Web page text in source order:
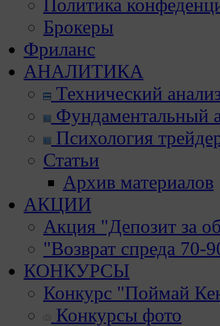
Политика
Брокеры
Фриланс
АНАЛИТИКА
Технический
Фундаментальный
Психология
Статьи
Архив материалов
АКЦИИ
Акция "Депозит за
"Возврат спреда 70-
КОНКУРСЫ
Конкурс "Поймай
Конкурсы фото